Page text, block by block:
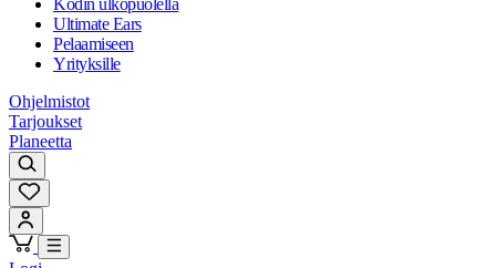
Kodin ulkopuolella
Ultimate Ears
Pelaamiseen
Yrityksille
Ohjelmistot
Tarjoukset
Planeetta